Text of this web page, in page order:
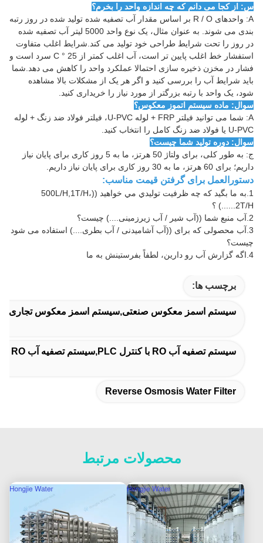
س: از کجا می دانم که چه اندازه واحد را بخرم؟
A: واحدهای R / O بر اساس مقدار آب تصفیه شده تولید شده در روز رتبه
بندی می شوند. به عنوان مثال، یک نوع واحد 5000 لیتر آب تصفیه شده
در روز را تحت شرایط طراحی خود تولید می کند.شرایط اغلب متفاوت
استفشار خط اغلب پایین تر است، آب اغلب کمتر از 25 ° C سرد است و
فشار در مخزن ذخیره سازی احتمالا عملکرد واحد را کاهش می دهد.شما
باید شرایط آب را بررسی کنید و اگر هر یک از مشکلات بالا مشاهده
شود، یک واحد با رتبه بزرگتر از مورد نیاز را خریداری کنید.
سوال: ماده سیستم اتموز معکوس؟
A: شما می توانید فیلتر FRP + لوله U-PVC، فیلتر فولاد ضد زنگ + لوله
U-PVC یا فولاد ضد زنگ کامل را انتخاب کنید.
سوال: دوره توليد شما چيست؟
ج: به طور کلی، برای ولتاژ 50 هرتز، ما به 5 روز کاری برای پایان نیاز
داریم؛ برای 60 هرتز، ما به 30 روز کاری برای پایان نیاز داریم.
دستورالعمل برای گرفتن قیمت مناسب:
1.
به ما بگيد که چه ظرفيت توليدي مي خواهيد ((500L/H,1T/H،
2T/H......) ؟
2. آب منبع شما ((آب شیر / آب زیرزمینی....) چیست؟
3. آب محصولی که برای ((آب آشامیدنی / آب بطری....) استفاده می شود
چیست؟
4. اگه گزارش آب رو دارين، لطفاً بفرستينش به ما
برچسب ها:
سیستم اسمز معکوس صنعتی,سیستم اسمز معکوس
سیستم تصفیه آب RO با کنترل PLC,سیستم تصفیه آب RO با ولتاژ سفارشی
Reverse Osmosis Water Filter
محصولات مرتبط